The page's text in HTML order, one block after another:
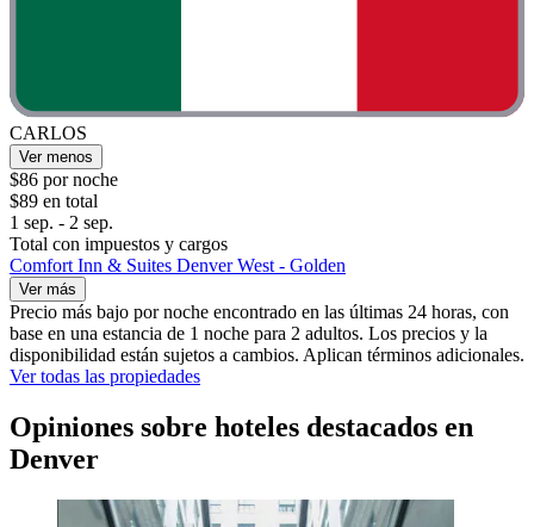
CARLOS
Ver menos
$86 por noche
$89 en total
1 sep. - 2 sep.
Total con impuestos y cargos
Comfort Inn & Suites Denver West - Golden
Ver más
Precio más bajo por noche encontrado en las últimas 24 horas, con
base en una estancia de 1 noche para 2 adultos. Los precios y la
disponibilidad están sujetos a cambios. Aplican términos adicionales.
Ver todas las propiedades
Opiniones sobre hoteles destacados en
Denver